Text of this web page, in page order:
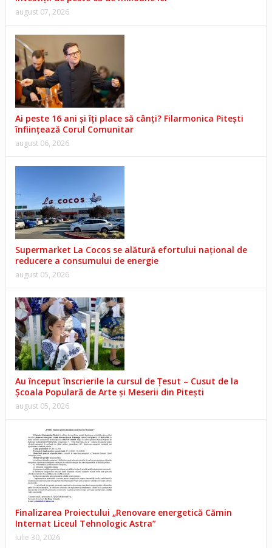
august 07, 2026
Ai peste 16 ani și îți place să cânți? Filarmonica Pitești
înființează Corul Comunitar
august 06, 2026
Supermarket La Cocos se alătură efortului național de
reducere a consumului de energie
august 05, 2026
Au început înscrierile la cursul de Țesut – Cusut de la
Școala Populară de Arte și Meserii din Pitești
august 05, 2026
Finalizarea Proiectului „Renovare energetică Cămin
Internat Liceul Tehnologic Astra”
iulie 30, 2026